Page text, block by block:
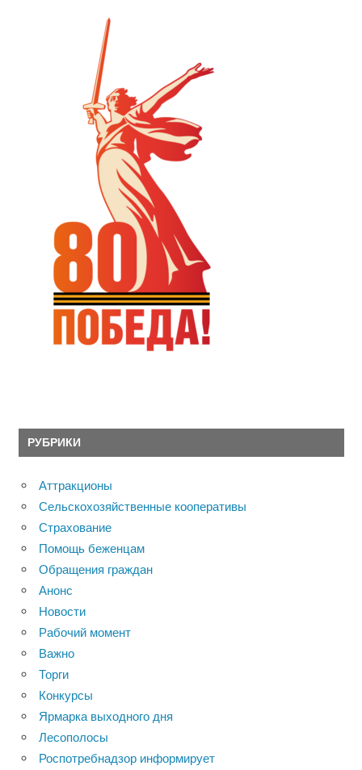
РУБРИКИ
Аттракционы
Сельскохозяйственные кооперативы
Страхование
Помощь беженцам
Обращения граждан
Анонс
Новости
Рабочий момент
Важно
Торги
Конкурсы
Ярмарка выходного дня
Лесополосы
Роспотребнадзор информирует